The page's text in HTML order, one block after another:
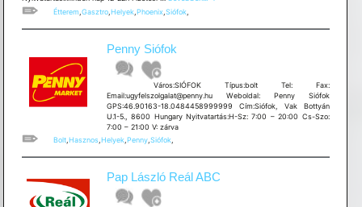
Restaurant
Étterem Gasztro, Helyek, Phoenix, Siófok,
Penny Siófok
Város:SIÓFOK Típus:bolt Tel: Fax:
Email:ugyfelszolgalat@penny.hu Weboldal: Penny Siófok
GPS:46.90163-18.0484458999999 Cím:Siófok, Vak Bottyán
U.1-5., 8600 Hungary Nyitvatartás:H-Sz: 7:00 – 20:00 Cs-Szo:
7:00 – 21:00 V: zárva
Bolt,Hasznos,Helyek,Penny,Siófok,
Pap László Reál ABC